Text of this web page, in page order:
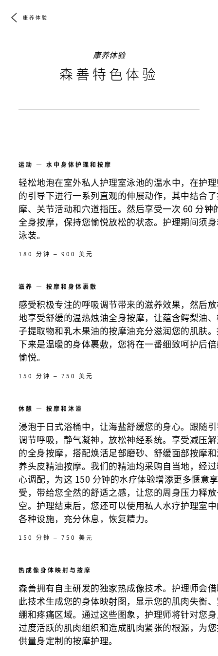
康养体验
康养体验
森善特色体验
运动 — 水中身体护理和按摩
轻松地泡在室外私人护理室泳池的温水中，在护
的引导下进行一系列直观的伸展动作，其中结合
摩、关节活动和穴道指压。然后享受一次 60 分钟
全身按摩，保持您愉悦放松的状态。护理期间须
泳装。
180 分钟 – 900 美元
滋养 — 按摩和身体裹敷
感受积极专注的呼吸调节带来的滋养效果，然后
地享受舒缓的温热烛油全身按摩，让蕴含鳄梨油
子提取物和乳木果油的按摩油充分滋润您的肌肤
下来是温暖的身体裹敷，您将在一番细致呵护后
愉悦。
150 分钟 – 750 美元
休憩 — 按摩和沐浴
浸泡于日式浴桶中，让海盐舒缓您的身心。跟随
调节呼吸，静气凝神，放松神经系统。享受减压
的全身按摩，搭配焕活足部磨砂、舒缓面部按摩
养头皮精油按摩。我们的精油均采购自当地，经
心调配，为这 150 分钟的水疗体验增添更多惬意享
受，带给您全然的舒适之感，让您的周身压力释
空。护理结束后，您还可以使用私人水疗护理室
各种设施，充分休息，恢复精力。
150 分钟 – 750 美元
热成像身体映射与按摩
森善拥有自主研发的独家热成像技术。护理师会
此技术生成您的身体映射图，显示您的肌肉失衡
绷和疼痛区域。通过这些图象，护理师将针对您
过度活跃的肌肉组织和造成肌肉紧张的根源，为
供量身定制的按摩护理。